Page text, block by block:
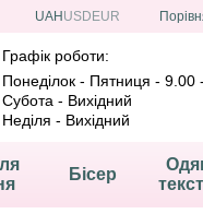
UAH USD EUR
Графік роботи:
Понеділок - Пятниця - 9.00
Субота - Вихідний
Неділя - Вихідний
Бісер